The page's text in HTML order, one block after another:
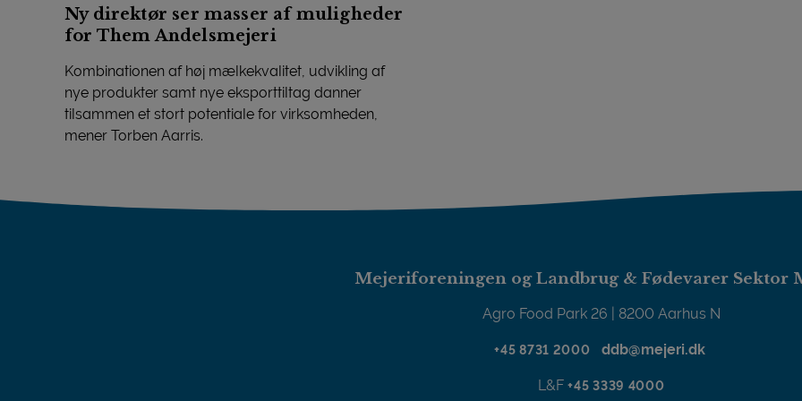
Ny direktør ser masser af muligheder
for Them Andelsmejeri
Kombinationen af høj mælkekvalitet, udvikling af
nye produkter samt nye eksporttiltag danner
tilsammen et stort potentiale for virksomheden,
mener Torben Aarris.
Mejeriforeningen og Landbrug & Fødevarer Sektor
Agro Food Park 26 | 8200 Aarhus N
+45 8731 2000 ddb@mejeri.dk
L&F+45 3339 4000